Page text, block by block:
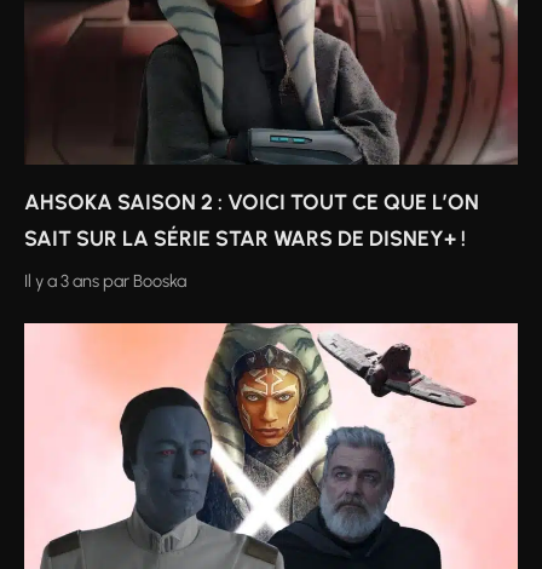
AHSOKA SAISON 2 : VOICI TOUT CE QUE L’ON
SAIT SUR LA SÉRIE STAR WARS DE DISNEY+ !
Il y a 3 ans par Booska